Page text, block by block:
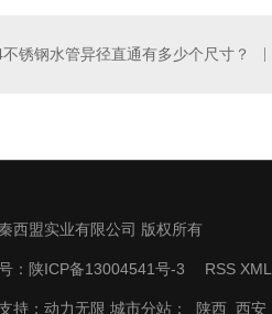
锈钢水管异径直通有多少个尺寸？
西盟实业有限公司 版权所有
： 陕ICP备13004541号-3 RSS XML
持： 动力无限 城市分站： 陕西 西安